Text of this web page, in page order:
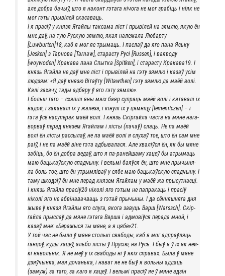
але добра бачыў, што я наконт гэта­га нічо­га не мог зра­бі­ць і ніяк не
мог гэты пры­вілей скасаваць.
І я прасіў у кня­зя Ягай­лы так­са­ма ліст і пры­вілей на зям­лю, якую ён
мне даў, на тую Рус­кую зям­лю, якая нале­жа­ла Любар­ту
[Luwburten]18, каб я мог яе тры­ма­ць. І пас­лаў да яго пана Ясь­ку
[Jesken] з Тар­но­ва [Tarnaw], ста­рас­ту Русі [Russen], і ваяво­ду
[woywoden] Кра­ка­ва пана Спыт­ка [Spitken], і ста­рас­ту Кракава19. І
князь Ягай­ла не даў мне ліст і пры­вілей на гэту зям­лю і казаў усім
люд­зям: «Я даў кня­зю Вітаўту [Witawthen] гэту зям­лю да маёй волі.
Калі заха­чу, тады адбя­ру ў яго гэту зямлю».
І больш таго – сха­пілі яны маіх баяр супра­ць маёй волі і ката­валі іх
вадой, і зака­валі іх у жале­за, і кінулі іх у цям­ні­цу [temenitczen] – і
гэта ўсё насу­перак маёй волі. І князь Скір­гай­ла часта на мяне нага­
во­рваў перад кня­зем Ягай­лам і лісты (пачаў) сла­ць. Не па маёй
волі ён лісты рас­сы­лаў, не па маёй волі я слу­хаў тое, што ён сам мне
раіў, і не па маёй віне гэта адбы­ва­ла­ся. Але хваліў­ся ён, як бы мяне
забі­ць, бо ён добра ведаў, што я па-раней­ша­му хацеў бы атры­ма­ць
маю баць­каўскую спад­чы­ну. І вель­мі баяў­ся ён, што мне пры­чы­ня­
ла боль тое, што ён утрым­лі­ваў у сябе маю баць­каўскую спад­чы­ну. І
таму шкод­зіў ён мне перад кня­зем Ягай­лам у маёй жа пры­сут­на­сці.
І князь Ягай­ла прасіў20 ніколі яго гэтым не папра­ка­ць і прасіў
ніколі яго не абві­на­ва­ч­ва­ць з гэтай пры­чы­ны. І да сён­няш­ня­га дня
жыве ў кня­зя Ягай­лы яго слу­га, яко­га заву­ць Варш [Warssch]. Скір­
гай­ла пры­слаў да мяне гэта­га Вар­ша і адмо­віў­ся пера­да мной, і
казаў мне: «Бера­жы­ся ты мяне, а я цябе»21.
У той час не было ў мяне столь­кі сва­бо­ды, каб я мог адпраў­ля­ць
ган­цоў, куды хацеў, аль­бо лісты ў Прусію, на Русь. І быў я ў іх як ней­
кі няволь­нік. Я не меў у іх сва­бо­ды ні ў якіх спра­вах. Была ў мяне
дзяўчын­ка, мая дочань­ка, і нават яе не быў я воль­ны адда­ць
(замуж) за таго, за каго я хацеў. І вель­мі прасіў яе ў мяне адзін